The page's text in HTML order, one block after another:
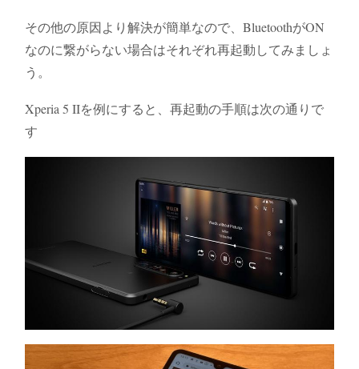
その他の原因より解決が簡単なので、BluetoothがON
なのに繋がらない場合はそれぞれ再起動してみましょ
う。
Xperia 5 IIを例にすると、再起動の手順は次の通りで
す